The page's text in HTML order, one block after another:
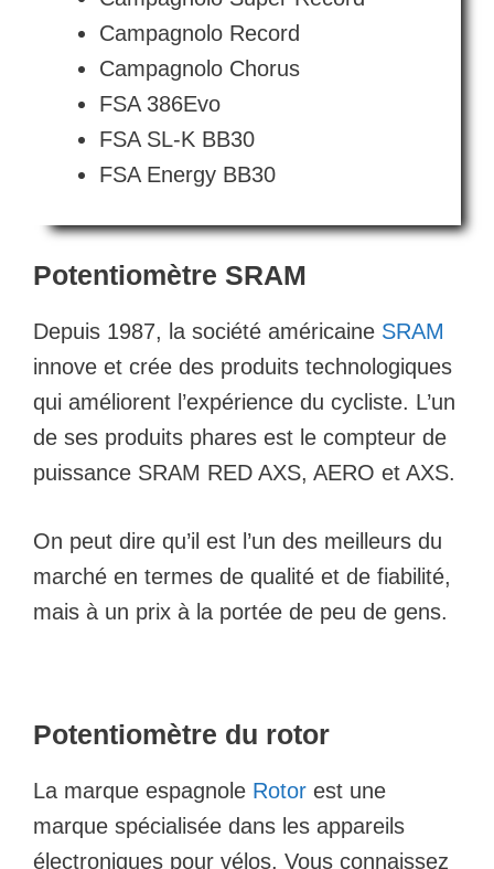
Campagnolo Record
Campagnolo Chorus
FSA 386Evo
FSA SL-K BB30
FSA Energy BB30
Potentiomètre SRAM
Depuis 1987, la société américaine SRAM
innove et crée des produits technologiques
qui améliorent l’expérience du cycliste. L’un
de ses produits phares est le compteur de
puissance SRAM RED AXS, AERO et AXS.
On peut dire qu’il est l’un des meilleurs du
marché en termes de qualité et de fiabilité,
mais à un prix à la portée de peu de gens.
Potentiomètre du rotor
La marque espagnole Rotor est une
marque spécialisée dans les appareils
électroniques pour vélos. Vous connaissez